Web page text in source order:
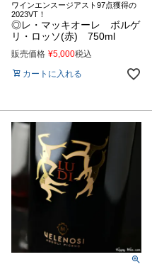
ワインエンスージアスト97点獲得の
2023VT！
◎レ・マッキオーレ ボルゲ
リ・ロッソ(赤) 750ml
販売価格 ¥5,000税込
カートに入れる